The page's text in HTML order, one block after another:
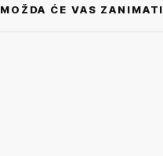
MOŽDA ĆE VAS ZANIMATI